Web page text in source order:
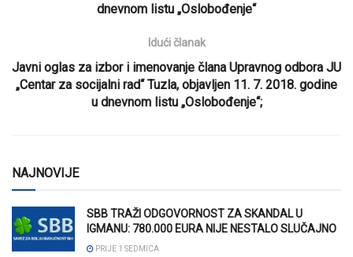
dnevnom listu „Oslobođenje“
Idući članak
Javni oglas za izbor i imenovanje člana Upravnog odbora JU
„Centar za socijalni rad“ Tuzla, objavljen 11. 7. 2018. godine
u dnevnom listu „Oslobođenje“;
NAJNOVIJE
SBB TRAŽI ODGOVORNOST ZA SKANDAL U
IGMANU: 780.000 EURA NIJE NESTALO SLUČAJNO
PRIJE 1 SEDMICA